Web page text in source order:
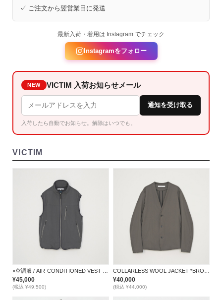
✓ ご注文から翌営業日に発送
最新入荷・着用は Instagram でチェック
Instagramをフォロー
NEW VICTIM 入荷お知らせメール
通知を受け取る
入荷したら自動でお知らせ。解除はいつでも。
VICTIM
¥45,000
(税込 ¥49,500)
¥40,000
(税込 ¥44,000)